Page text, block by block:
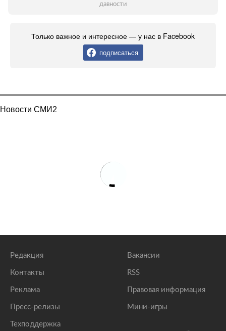
давности
Только важное и интересное — у нас в Facebook
подписаться
Новости СМИ2
Редакция
Контакты
Реклама
Пресс-релизы
Техподдержка
Вакансии
RSS
Правовая информация
Мини-игры